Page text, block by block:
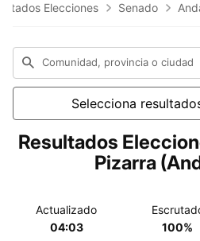
Elecciones Senado
Comunidad, provincia o ciudad
Selecciona
Resultados
Pizarra
Actualizado
04:03
100%